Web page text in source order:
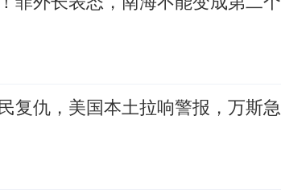
复仇，美国本土拉响警报，万斯急